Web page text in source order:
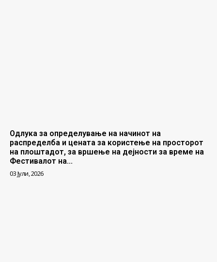
Одлука за определување на начинот на
распределба и цената за користење на просторот
на плоштадот, за вршење на дејности за време на
Фестивалот на...
03 Јули, 2026